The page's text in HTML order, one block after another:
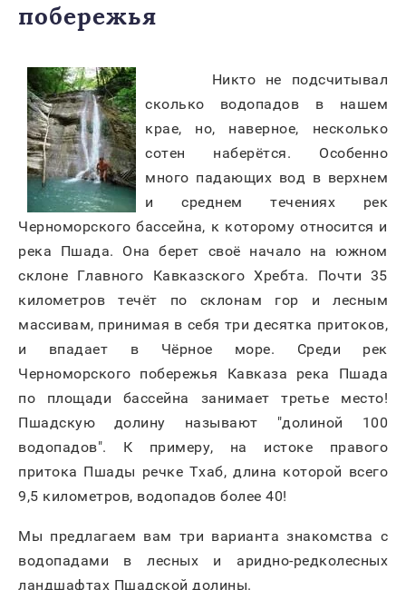
побережья
Никто не подсчитывал
сколько водопадов в нашем
крае, но, наверное, несколько
сотен наберётся. Особенно
много падающих вод в верхнем
и среднем течениях рек
Черноморского бассейна, к которому относится и
река Пшада. Она берет своё начало на южном
склоне Главного Кавказского Хребта. Почти 35
километров течёт по склонам гор и лесным
массивам, принимая в себя три десятка притоков,
и впадает в Чёрное море. Среди рек
Черноморского побережья Кавказа река Пшада
по площади бассейна занимает третье место!
Пшадскую долину называют "долиной 100
водопадов". К примеру, на истоке правого
притока Пшады речке Тхаб, длина которой всего
9,5 километров, водопадов более 40!
Мы предлагаем вам три варианта знакомства с
водопадами в лесных и аридно-редколесных
ландшафтах Пшадской долины.